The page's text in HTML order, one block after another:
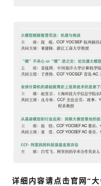
详细内容请点击官网“